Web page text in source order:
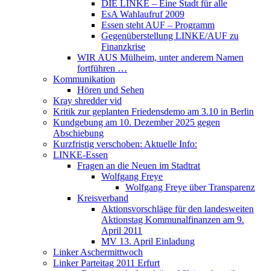
DIE LINKE – Eine Stadt für alle
EsA Wahlaufruf 2009
Essen steht AUF – Programm
Gegenüberstellung LINKE/AUF zu
Finanzkrise
WIR AUS Mülheim, unter anderem Namen
fortführen …
Kommunikation
Hören und Sehen
Kray shredder vid
Kritik zur geplanten Friedensdemo am 3.10 in Berlin
Kundgebung am 10. Dezember 2025 gegen
Abschiebung
Kurzfristig verschoben: Aktuelle Info:
LINKE-Essen
Fragen an die Neuen im Stadtrat
Wolfgang Freye
Wolfgang Freye über Transparenz
Kreisverband
Aktionsvorschläge für den landesweiten
Aktionstag Kommunalfinanzen am 9.
April 2011
MV 13. April Einladung
Linker Aschermittwoch
Linker Parteitag 2011 Erfurt